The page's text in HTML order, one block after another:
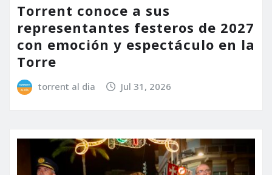
Torrent conoce a sus
representantes festeros de 2027
con emoción y espectáculo en la
Torre
torrent al dia Jul 31, 2026